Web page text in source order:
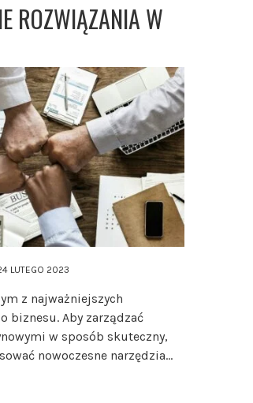
ROZWIĄZANIA W
LUTEGO 2023
z najważniejszych
biznesu. Aby zarządzać
w sposób skuteczny,
nowoczesne narzędzia…